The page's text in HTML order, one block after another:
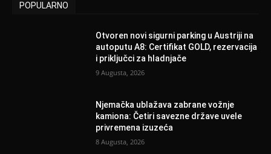
POPULARNO
Otvoren novi sigurni parking u Austriji na
autoputu A8: Certifikat GOLD, rezervacija
i priključci za hladnjače
9 Augusta, 2026
Njemačka ublažava zabrane vožnje
kamiona: Četiri savezne države uvele
privremena izuzeća
8 Augusta, 2026